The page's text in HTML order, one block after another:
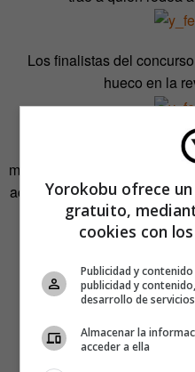
Los finalistas del
hueco en la
En la entrega de Makers
muestra qué es capaz de
acuarelas y paciencia, y
está al
Yorokobu ofrece
gratuito,
cookies con
Publicidad y
publicidad y
desarrollo de servicios
Almacenar la
acceder a ella